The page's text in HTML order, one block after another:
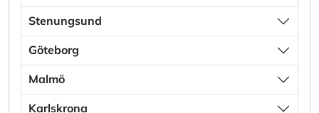
Stenungsund
Göteborg
Malmö
Karlskrona